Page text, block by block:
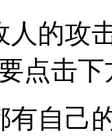
人的攻
点击
有自己